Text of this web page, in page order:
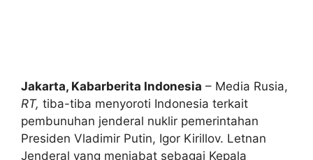
Jakarta, Kabarberita Indonesia – Media Rusia,
RT, tiba-tiba menyoroti Indonesia terkait
pembunuhan jenderal nuklir pemerintahan
Presiden Vladimir Putin, Igor Kirillov. Letnan
Jenderal yang menjabat sebagai Kepala